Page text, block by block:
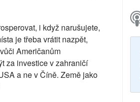
i když narušujete,
je třeba vrátit nazpět,
Američanům
za investice v zahraničí
a ne v Číně. Země jako